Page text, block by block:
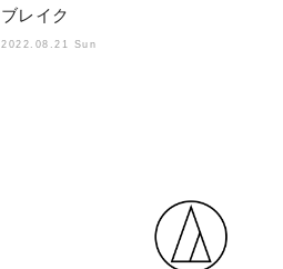
ブレイク
2022.08.21 Sun